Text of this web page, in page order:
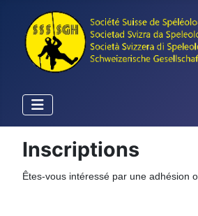
Inscriptions
Êtes-vous intéressé par une adhésion